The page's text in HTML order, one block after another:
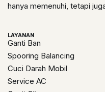
hanya memenuhi, tetapi
LAYANAN
Ganti Ban
Spooring Balancing
Cuci Darah Mobil
Service AC